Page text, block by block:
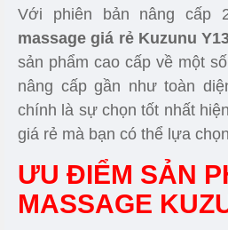
Với phiên bản nâng cấp
massage giá rẻ Kuzunu
sản phẩm cao cấp về một
nâng cấp gần như toàn
chính là sự chọn tốt nhất
giá rẻ mà bạn có thể lựa
ƯU ĐIỂM SẢN
MASSAGE